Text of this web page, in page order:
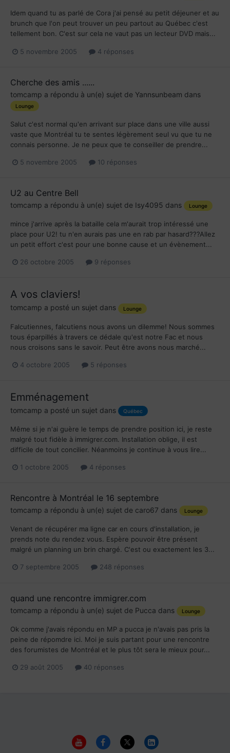
Idem quand tu as parlé de Cora j'ai pensé au petit déjeuner et au
brunch que l'on peut trouver un peu partout au Québec c'est
tellement bon. C'est sur cela ne vaut pas un lecteur DVD mais...
5 novembre 2005 4 réponses
Cherche des amis ......
tomcamp a répondu à un(e) sujet de Yannsunbeam dans
Lounge
Salut c'est normal qu'en arrivant sur place dans une ville aussi
vaste que Montréal tu te sentes légèrement seul vu que tu ne
connais personne. Je ne peux que te conseiller de prendre...
5 novembre 2005 10 réponses
U2 au Centre Bell
tomcamp a répondu à un(e) sujet de Isy4095 dans Lounge
mince j'arrive après la bataille cela m'aurait trop intéressé une
place pour U2! tu n'en aurais pas une en rab par hasard???Allez
un petit effort c'est pour une bonne cause et un évènement...
26 octobre 2005 9 réponses
A vos claviers!
tomcamp a posté un sujet dans Lounge
Falcutiennes, falcutiens nous avons un dilemme! Nous sommes
tous éparpillés à travers ce dédale qu'est notre Fac et nous
nous croisons sans le savoir. Peut être avons nous marché...
4 octobre 2005 5 réponses
Emménagement
tomcamp a posté un sujet dans Québec
Même si je n'ai guère le temps de prendre position ici, je reste
malgré tout fidèle à immigrer.com. Installation oblige, il est
difficile de tout concilier. Néanmoins je continue à vous lire...
1 octobre 2005 4 réponses
Rencontre à Montréal le 16 septembre
tomcamp a répondu à un(e) sujet de caro67 dans Lounge
Venant de récupérer ma ligne car en cours d'installation, je
prends note du rendez vous. Espère pouvoir être présent
malgré un planning un brin chargé. C'est ou exactement les 3...
7 septembre 2005 248 réponses
quand une rencontre immigrer.com
tomcamp a répondu à un(e) sujet de Pucca dans Lounge
Ok comme j'avais répondu en MP a pucca je n'avais pas pris la
peine de répomdre ici. Moi je suis partant pour une rencontre
des forumistes de Montréal et le plus tôt sera le mieux pour...
29 août 2005 40 réponses